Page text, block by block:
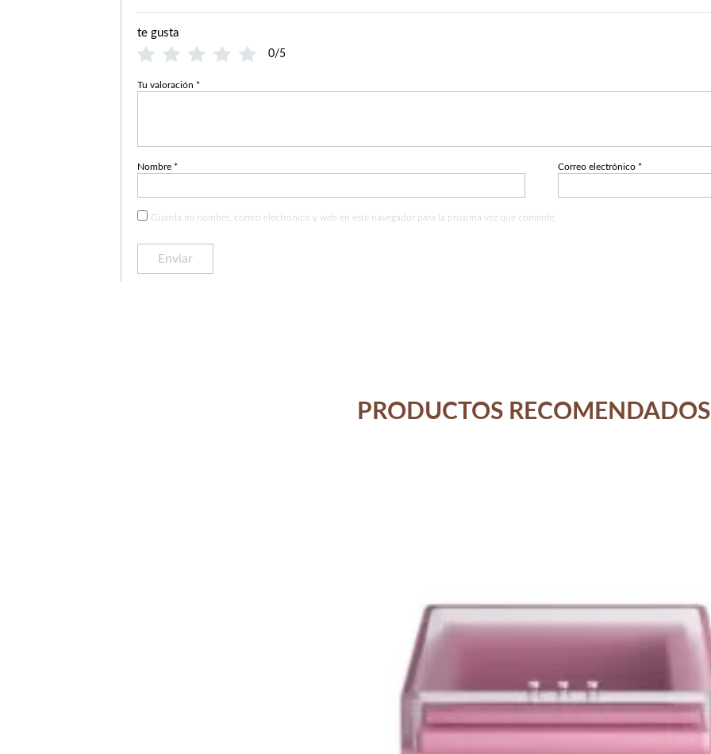
te gusta
0/5
Tu valoración *
Nombre * Correo electrónico *
Guarda mi nombre, correo electrónico y web en este navegador para la próxima vez que comente.
PRODUCTOS RECOMENDADOS